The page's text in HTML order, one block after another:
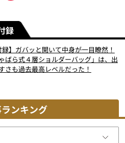
録
録】ガバッと開いて中身が一目瞭然！
ばら式４層ショルダーバッグ」は、出
さも過去最高レベルだった！
ンキング